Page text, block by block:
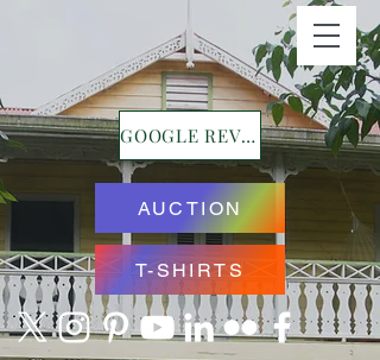
GOOGLE REVIEWS
AUCTION
T-SHIRTS